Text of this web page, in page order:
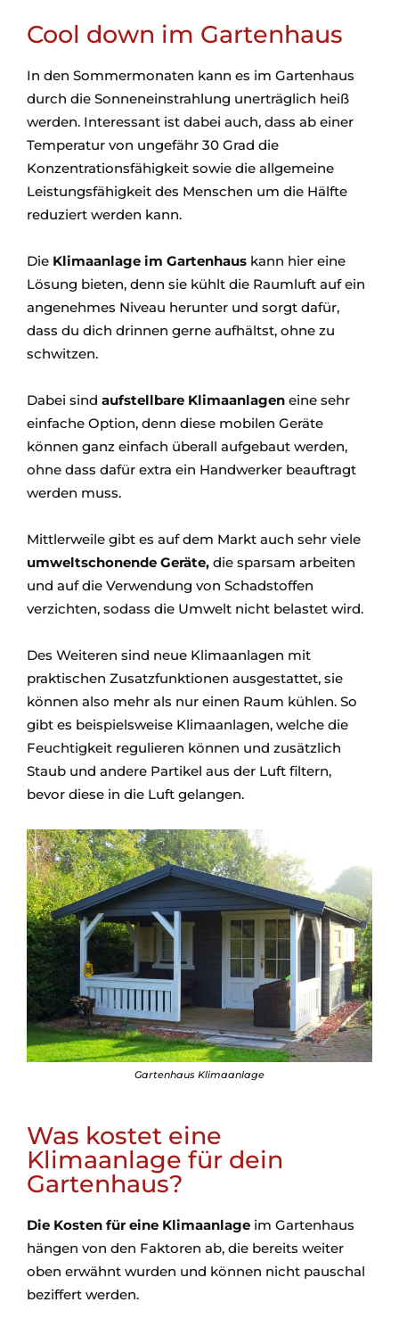
Cool down im Gartenhaus
In den Sommermonaten kann es im Gartenhaus
durch die Sonneneinstrahlung unerträglich heiß
werden. Interessant ist dabei auch, dass ab einer
Temperatur von ungefähr 30 Grad die
Konzentrationsfähigkeit sowie die allgemeine
Leistungsfähigkeit des Menschen um die Hälfte
reduziert werden kann.
Die Klimaanlage im Gartenhaus kann hier eine
Lösung bieten, denn sie kühlt die Raumluft auf ein
angenehmes Niveau herunter und sorgt dafür,
dass du dich drinnen gerne aufhältst, ohne zu
schwitzen.
Dabei sind aufstellbare Klimaanlagen eine sehr
einfache Option, denn diese mobilen Geräte
können ganz einfach überall aufgebaut werden,
ohne dass dafür extra ein Handwerker beauftragt
werden muss.
Mittlerweile gibt es auf dem Markt auch sehr viele
umweltschonende Geräte, die sparsam arbeiten
und auf die Verwendung von Schadstoffen
verzichten, sodass die Umwelt nicht belastet wird.
Des Weiteren sind neue Klimaanlagen mit
praktischen Zusatzfunktionen ausgestattet, sie
können also mehr als nur einen Raum kühlen. So
gibt es beispielsweise Klimaanlagen, welche die
Feuchtigkeit regulieren können und zusätzlich
Staub und andere Partikel aus der Luft filtern,
bevor diese in die Luft gelangen.
Gartenhaus Klimaanlage
Was kostet eine
Klimaanlage für dein
Gartenhaus?
Die Kosten für eine Klimaanlage im Gartenhaus
hängen von den Faktoren ab, die bereits weiter
oben erwähnt wurden und können nicht pauschal
beziffert werden.